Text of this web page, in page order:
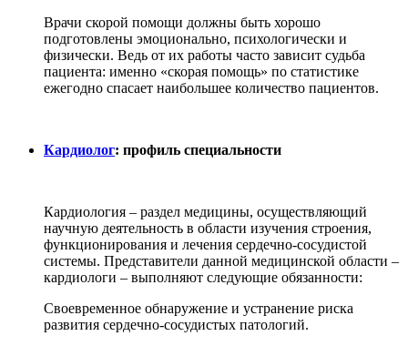
Врачи скорой помощи должны быть хорошо
подготовлены эмоционально, психологически и
физически. Ведь от их работы часто зависит судьба
пациента: именно «скорая помощь» по статистике
ежегодно спасает наибольшее количество пациентов.
Кардиолог: профиль специальности
Кардиология – раздел медицины, осуществляющий
научную деятельность в области изучения строения,
функционирования и лечения сердечно-сосудистой
системы. Представители данной медицинской области –
кардиологи – выполняют следующие обязанности:
Своевременное обнаружение и устранение риска
развития сердечно-сосудистых патологий.